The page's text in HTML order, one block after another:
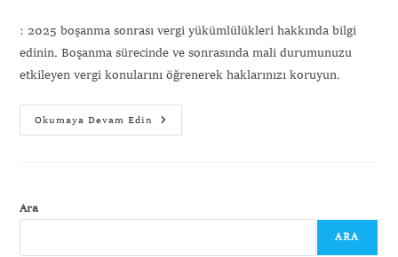
: 2025 boşanma sonrası vergi yükümlülükleri hakkında bilgi
edinin. Boşanma sürecinde ve sonrasında mali durumunuzu
etkileyen vergi konularını öğrenerek haklarınızı koruyun.
Okumaya Devam Edin
Ara
ARA